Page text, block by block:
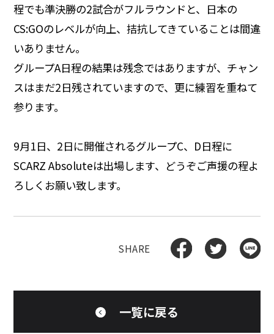
程でも準決勝の2試合がフルラウンドと、日本の
CS:GOのレベルが向上、拮抗してきていることは間違
いありません。
グループA日程の結果は残念ではありますが、チャン
スはまだ2日残されていますので、更に練習を重ねて
参ります。
9月1日、2日に開催されるグループC、D日程に
SCARZ Absoluteは出場します、どうぞご声援の程よ
ろしくお願い致します。
一覧に戻る